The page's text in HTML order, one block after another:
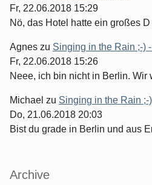
Fr, 22.06.2018 15:29
Nö, das Hotel hatte ein großes D
Agnes zu Singing in the Rain ;-)
Fr, 22.06.2018 15:26
Neee, ich bin nicht in Berlin. Wir
Michael zu Singing in the Rain ;-
Do, 21.06.2018 20:03
Bist du grade in Berlin und aus
Archive